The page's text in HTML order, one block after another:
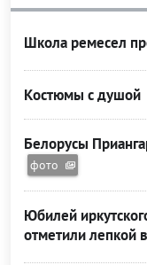
Школа ремесел
Костюмы с душой
Белорусы
фото
Юбилей
отметили лепкой